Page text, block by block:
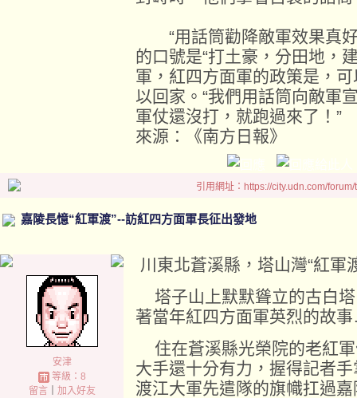
“用話筒勸降敵軍效果真好
的口號是“打土豪，分田地，
軍，紅四方面軍的政策是，
以回家。“我們用話筒向敵軍
軍仗還沒打，就跑過來了！”
來源：《南方日報》
引用網址：https://city.udn.com/
嘉陵長憶“紅軍渡”--訪紅四方面軍長征出發地
安津
等級：8
留言｜ 加入好友
川東北蒼溪縣，塔山灣“紅軍
塔子山上默默聳立的古白
著當年紅四方面軍英烈的故
住在蒼溪縣光榮院的老紅
大手還十分有力，握得記者
渡江大軍先遣隊的旗幟扛過